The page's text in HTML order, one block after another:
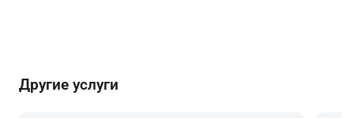
Другие услуги